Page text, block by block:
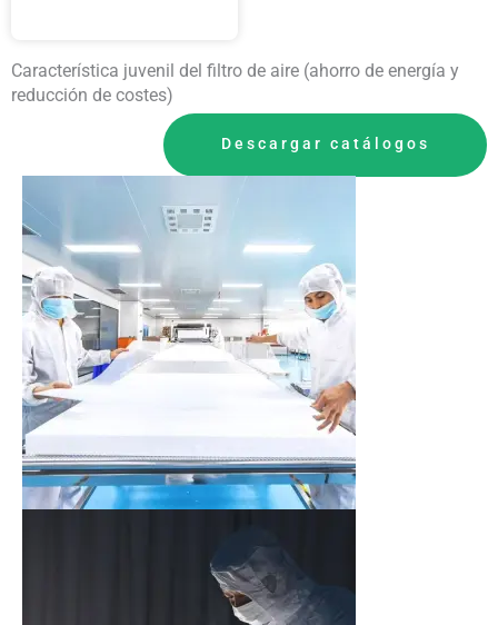
Característica juvenil del filtro de aire (ahorro de energía y
reducción de costes)
Descargar catálogos